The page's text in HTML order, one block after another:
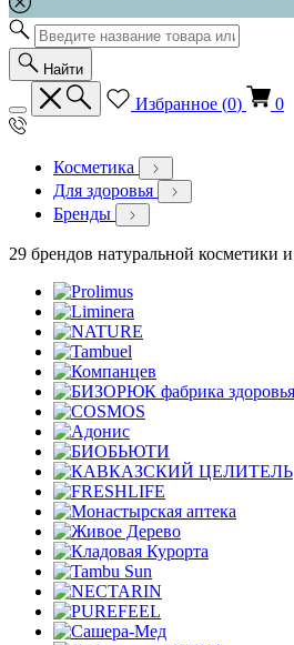
Найти
Избранное (0) 0
Косметика
Для здоровья
Бренды
29 брендов натуральной косметики и